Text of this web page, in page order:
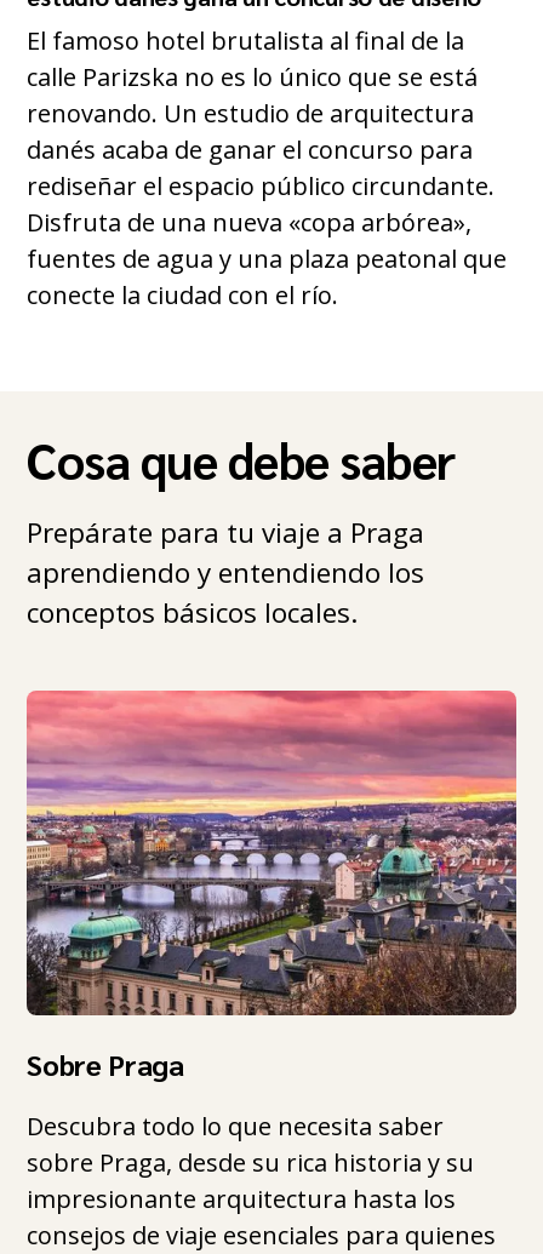
El famoso hotel brutalista al final de la
calle Parizska no es lo único que se está
renovando. Un estudio de arquitectura
danés acaba de ganar el concurso para
rediseñar el espacio público circundante.
Disfruta de una nueva «copa arbórea»,
fuentes de agua y una plaza peatonal que
conecte la ciudad con el río.
Cosa que debe saber
Prepárate para tu viaje a Praga
aprendiendo y entendiendo los
conceptos básicos locales.
Sobre Praga
Descubra todo lo que necesita saber
sobre Praga, desde su rica historia y su
impresionante arquitectura hasta los
consejos de viaje esenciales para quienes